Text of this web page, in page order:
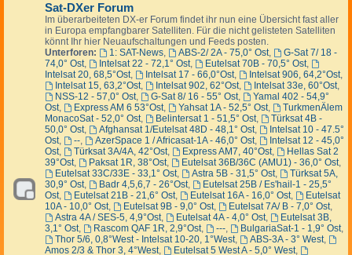
Sat-DXer Forum
Im überarbeiteten DX-er Forum findet ihr nun eine Übersicht fast aller
in Europa empfangbarer Satelliten. Für die nicht gelisteten Satelliten
könnt Ihr hier Neuaufschaltungen und Feeds posten.
Unterforen:
1: SAT-News, ABS-2/ 2A - 75,0° Ost,
G-Sat 7/ 18 -
74,0° Ost, Intelsat 22 - 72,1° Ost, Eutelsat 70B - 70,5° Ost,
Intelsat 20, 68,5°Ost, Intelsat 17 - 66,0°Ost, Intelsat 906, 64,2°Ost,
Intelsat 15, 63,2°Ost, Intelsat 902, 62°Ost, Intelsat 33e, 60°Ost,
NSS-12 - 57,0° Ost, G-Sat 8/ 16 - 55° Ost,
Yamal 402 - 54,9°
Ost, Express AM 6 53°Ost, Yahsat 1A - 52,5° Ost,
TurkmenÄlem
MonacoSat - 52,0° Ost, Belintersat 1 - 51,5° Ost,
Türksat 4B -
50,0° Ost, Afghansat 1/Eutelsat 48D - 48,1° Ost,
Intelsat 10 - 47.5°
Ost, --, AzerSpace 1 / Africasat-1A - 46,0° Ost,
Intelsat 12 - 45,0°
Ost, Türksat 3A/4A, 42°Ost, Express AM7, 40°Ost,
Hellas Sat 2
39°Ost, Paksat 1R, 38°Ost, Eutelsat 36B/36C (AMU1) - 36,0° Ost,
Eutelsat 33C/33E - 33,1° Ost, Astra 5B - 31,5° Ost,
Türksat 5A,
30,9° Ost, Badr 4,5,6,7 - 26°Ost,
Eutelsat 25B / Es'hail-1 - 25,5°
Ost, Eutelsat 21B - 21,6° Ost, Eutelsat 16A - 16,0° Ost,
Eutelsat
10A - 10,0° Ost, Eutelsat 9B - 9,0° Ost, Eutelsat 7A/ B - 7,0° Ost,
Astra 4A / SES-5, 4,9°Ost, Eutelsat 4A - 4,0° Ost,
Eutelsat 3B,
3,1° Ost, Rascom QAF 1R, 2,9°Ost, ---, BulgariaSat-1 - 1,9° Ost,
Thor 5/6, 0,8°West - Intelsat 10-20, 1°West, ABS-3A - 3° West,
Amos 2/3 & Thor 3, 4°West, Eutelsat 5 West A - 5,0° West,